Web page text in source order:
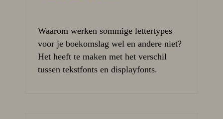
Waarom werken sommige lettertypes
voor je boekomslag wel en andere niet?
Het heeft te maken met het verschil
tussen tekstfonts en displayfonts.